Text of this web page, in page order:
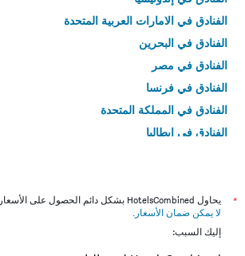
الفنادق في الامارات العربية المتحدة
الفنادق في البحرين
الفنادق في مصر
الفنادق في فرنسا
الفنادق في المملكة المتحدة
الفنادق في إيطاليا
*
يحاول HotelsCombined بشكل دائم الحصول على الأسعار الدقيقة، ولكن
لا يمكن ضمان الأسعار .
إليك السبب: